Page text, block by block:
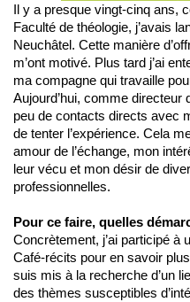
Il y a presque vingt-cinq ans,
Faculté de théologie, j’avais
Neuchâtel. Cette manière
m’ont motivé. Plus tard j’ai
ma compagne qui travaille
Aujourd’hui, comme directeur
peu de contacts directs avec
de tenter l’expérience. Cela
amour de l’échange, mon
leur vécu et mon désir de
professionnelles.
Pour ce faire, quelles
Concrètement, j’ai participé à
Café-récits pour en savoir
suis mis à la recherche d’un
des thèmes susceptibles